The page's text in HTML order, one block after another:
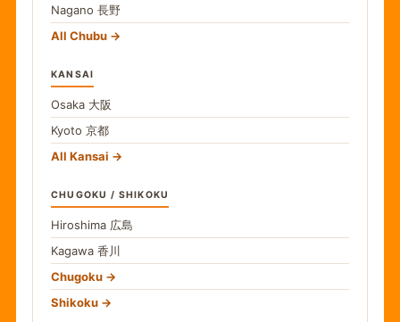
Nagano 長野
All Chubu
KANSAI
Osaka 大阪
Kyoto 京都
All Kansai
CHUGOKU / SHIKOKU
Hiroshima 広島
Kagawa 香川
Chugoku
Shikoku